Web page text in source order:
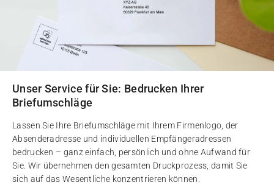
Unser Service für Sie: Bedrucken Ihrer
Briefumschläge
Lassen Sie Ihre Briefumschläge mit Ihrem Firmenlogo, der
Absenderadresse und individuellen Empfängeradressen
bedrucken – ganz einfach, persönlich und ohne Aufwand für
Sie. Wir übernehmen den gesamten Druckprozess, damit Sie
sich auf das Wesentliche konzentrieren können.